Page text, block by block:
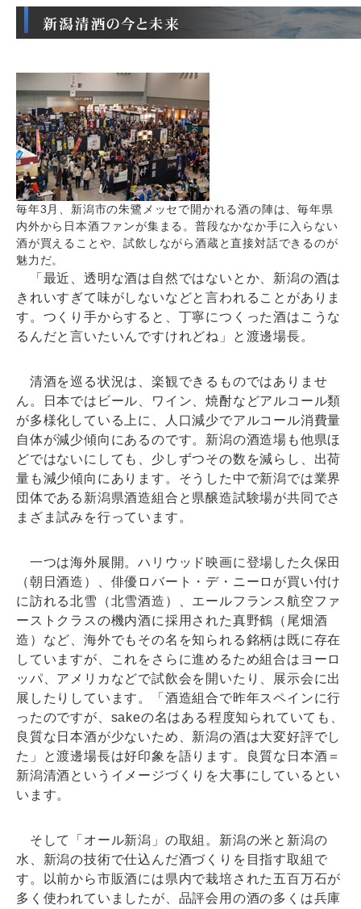
毎年3月、新潟市の朱鷺メッセで開かれる酒の陣は、毎年県
内外から日本酒ファンが集まる。普段なかなか手に入らない
酒が買えることや、試飲しながら酒蔵と直接対話できるのが
魅力だ。
「最近、透明な酒は自然ではないとか、新潟の酒は
きれいすぎて味がしないなどと言われることがありま
す。つくり手からすると、丁寧につくった酒はこうな
るんだと言いたいんですけれどね」と渡邊場長。
清酒を巡る状況は、楽観できるものではありませ
ん。日本ではビール、ワイン、焼酎などアルコール類
が多様化している上に、人口減少でアルコール消費量
自体が減少傾向にあるのです。新潟の酒造場も他県ほ
どではないにしても、少しずつその数を減らし、出荷
量も減少傾向にあります。そうした中で新潟では業界
団体である新潟県酒造組合と県醸造試験場が共同でさ
まざま試みを行っています。
一つは海外展開。ハリウッド映画に登場した久保田
（朝日酒造）、俳優ロバート・デ・ニーロが買い付け
に訪れる北雪（北雪酒造）、エールフランス航空ファ
ーストクラスの機内酒に採用された真野鶴（尾畑酒
造）など、海外でもその名を知られる銘柄は既に存在
していますが、これをさらに進めるため組合はヨーロ
ッパ、アメリカなどで試飲会を開いたり、展示会に出
展したりしています。「酒造組合で昨年スペインに行
ったのですが、sakeの名はある程度知られていても、
良質な日本酒が少ないため、新潟の酒は大変好評でし
た」と渡邊場長は好印象を語ります。良質な日本酒＝
新潟清酒というイメージづくりを大事にしているとい
います。
そして「オール新潟」の取組。新潟の米と新潟の
水、新潟の技術で仕込んだ酒づくりを目指す取組で
す。以前から市販酒には県内で栽培された五百万石が
多く使われていましたが、品評会用の酒の多くは兵庫